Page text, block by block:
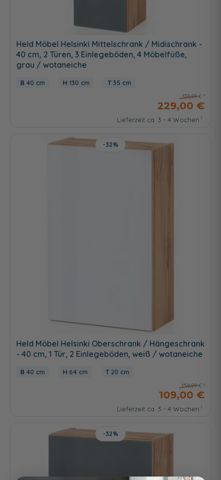
Held Möbel Helsinki Mittelschrank / Midischrank -
40 cm, 2 Türen, 3 Einlegeböden, 4 Möbelfüße,
grau / wotaneiche
40 cm 130 cm 35 cm
339,99 €
229,00 €
Lieferzeit ca. 3 - 4 Wochen
-32%
Held Möbel Helsinki Oberschrank / Hängeschrank
- 40 cm, 1 Tür, 2 Einlegeböden, weiß / wotaneiche
40 cm 64 cm 20 cm
159,99 €
109,00 €
Lieferzeit ca. 3 - 4 Wochen
-32%